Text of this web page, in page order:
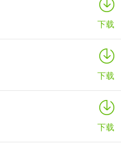
下载
下载
下载